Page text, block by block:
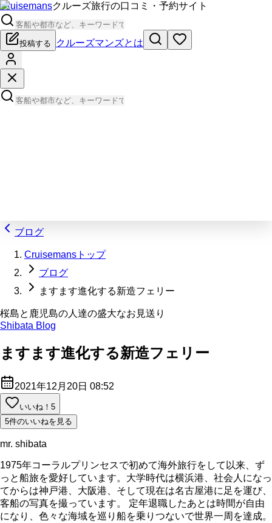
Cruisemansクルーズ旅行の口コミ・予約サイト
投稿する クルーズマンズとは
ブログ
Cruisemansトップ
ブログ
ますます進化する新造フェリー
桜島と鹿児島の人達の盛大なお見送り
Shibata Blog
ますます進化する新造フェリー
2021年12月20日 08:52
いいね！ 5
5件のいいねを見る
mr. shibata
1975年コーラルプリンセスで初めて海外旅行をして以来、ず
っと船旅を愛好しています。大学時代は横浜港、社会人になっ
てからは神戸港、大阪港、そして現在は名古屋港に足を運び、
客船の写真を撮っています。 定年退職したあとは時間が自由
になり、色々な海域を巡り船を乗りつないで世界一周を達成。